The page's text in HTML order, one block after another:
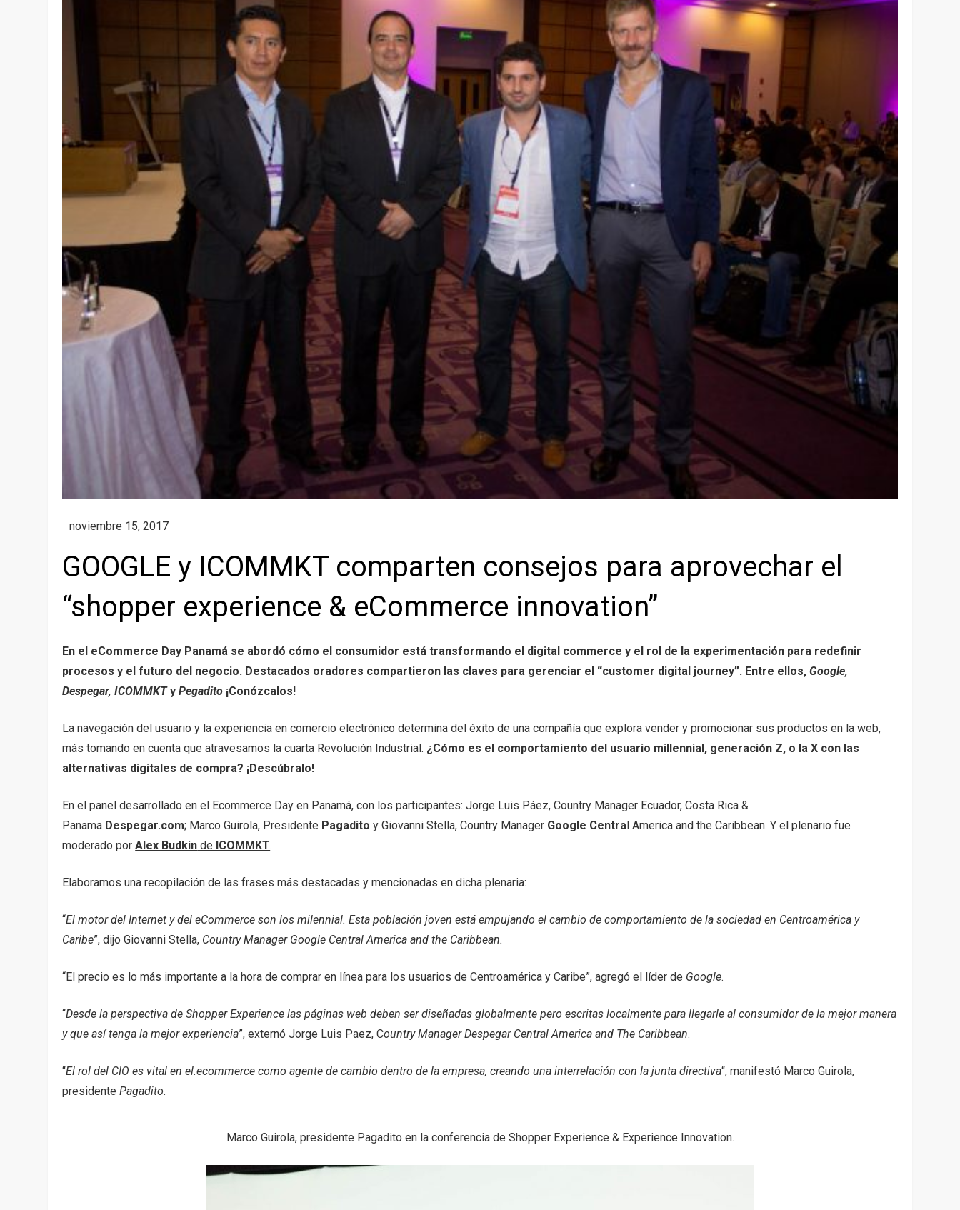
GOOGLE y ICOMMKT comparten consejos para aprovechar el
“shopper experience & eCommerce innovation”
En el eCommerce Day Panamá se abordó cómo el consumidor está transformando el digital commerce y el rol de la experimentación para redefinir
procesos y el futuro del negocio. Destacados oradores compartieron las claves para gerenciar el “customer digital journey”. Entre ellos,Google,
Despegar, ICOMMKTyPegadito ¡Conózcalos!
La navegación del usuario y la experiencia en comercio electrónico determina del éxito de una compañía que explora vender y promocionar sus productos en la web,
más tomando en cuenta que atravesamos la cuarta Revolución Industrial. ¿Cómo es el comportamiento del usuario millennial, generación Z, o la X con las
alternativas digitales de compra? ¡Descúbralo!
En el panel desarrollado en el Ecommerce Day en Panamá, con los participantes: Jorge Luis Páez, Country Manager Ecuador, Costa Rica &
Panama Despegar.com; Marco Guirola, Presidente Pagadito y Giovanni Stella, Country Manager Google Central America and the Caribbean. Y el plenario fue
moderado porAlex Budkin de ICOMMKT.
Elaboramos una recopilación de las frases más destacadas y mencionadas en dicha plenaria:
“El motor del Internet y del eCommerce son los milennial. Esta población joven está empujando el cambio de comportamiento de la sociedad en Centroamérica y
Caribe”, dijo Giovanni Stella, Country Manager Google Central America and the Caribbean.
“El precio es lo más importante a la hora de comprar en línea para los usuarios de Centroamérica y Caribe”, agregó el líder de Google.
“Desde la perspectiva de Shopper Experience las páginas web deben ser diseñadas globalmente pero escritas localmente para llegarle al consumidor de la mejor manera
y que así tenga la mejor experiencia”, externó Jorge Luis Paez, Country Manager Despegar Central America and The Caribbean.
“El rol del CIO es vital en el.ecommerce como agente de cambio dentro de la empresa, creando una interrelación con la junta directiva“, manifestó Marco Guirola,
presidentePagadito.
Marco Guirola, presidente Pagadito en la conferencia de Shopper Experience & Experience Innovation.